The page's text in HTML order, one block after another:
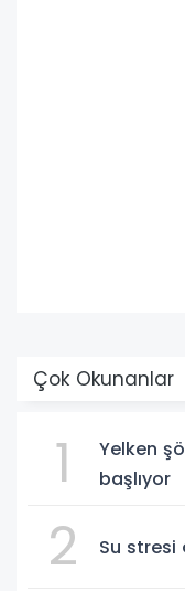
Çok Okunanlar
1
Yelken
başlıyor
2 Su stresi